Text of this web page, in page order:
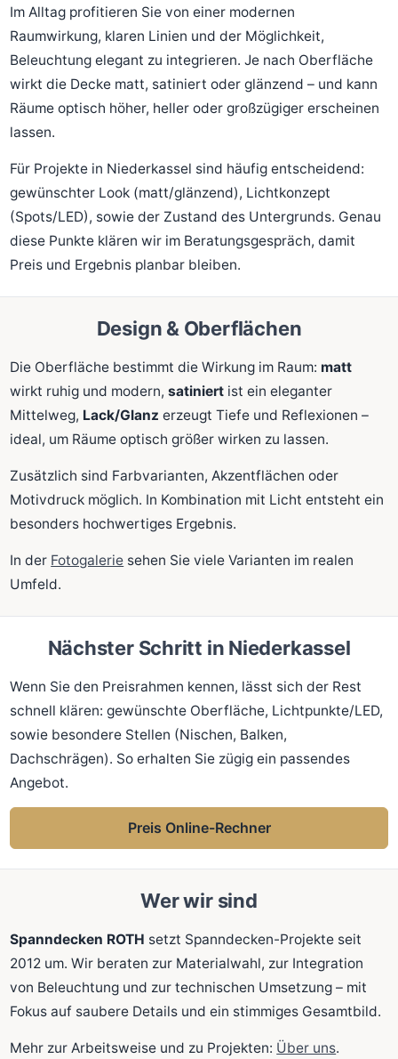
Im Alltag profitieren Sie von einer modernen
Raumwirkung, klaren Linien und der Möglichkeit,
Beleuchtung elegant zu integrieren. Je nach Oberfläche
wirkt die Decke matt, satiniert oder glänzend – und kann
Räume optisch höher, heller oder großzügiger erscheinen
lassen.
Für Projekte in Niederkassel sind häufig entscheidend:
gewünschter Look (matt/glänzend), Lichtkonzept
(Spots/LED), sowie der Zustand des Untergrunds. Genau
diese Punkte klären wir im Beratungsgespräch, damit
Preis und Ergebnis planbar bleiben.
Design & Oberflächen
Die Oberfläche bestimmt die Wirkung im Raum: matt
wirkt ruhig und modern,satiniert ist ein eleganter
Mittelweg, Lack/Glanz erzeugt Tiefe und Reflexionen –
ideal, um Räume optisch größer wirken zu lassen.
Zusätzlich sind Farbvarianten, Akzentflächen oder
Motivdruck möglich. In Kombination mit Licht entsteht ein
besonders hochwertiges Ergebnis.
In der Fotogalerie sehen Sie viele Varianten im realen
Umfeld.
Nächster Schritt in Niederkassel
Wenn Sie den Preisrahmen kennen, lässt sich der Rest
schnell klären: gewünschte Oberfläche, Lichtpunkte/LED,
sowie besondere Stellen (Nischen, Balken,
Dachschrägen). So erhalten Sie zügig ein passendes
Angebot.
Preis Online-Rechner
Wer wir sind
Spanndecken ROTH setzt Spanndecken-Projekte seit
2012 um. Wir beraten zur Materialwahl, zur Integration
von Beleuchtung und zur technischen Umsetzung – mit
Fokus auf saubere Details und ein stimmiges Gesamtbild.
Mehr zur Arbeitsweise und zu Projekten: Über uns.